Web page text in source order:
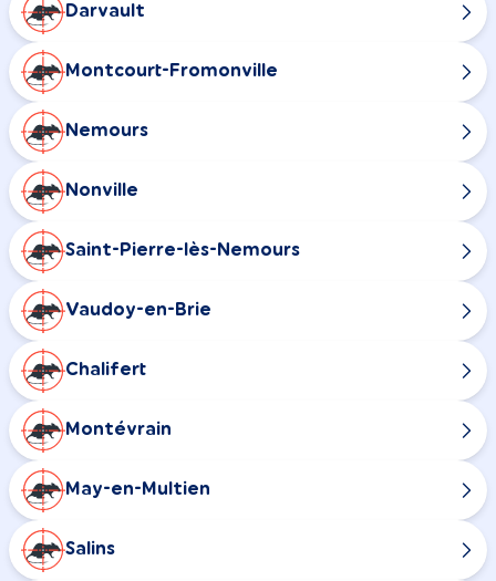
Darvault
Montcourt-Fromonville
Nemours
Nonville
Saint-Pierre-lès-Nemours
Vaudoy-en-Brie
Chalifert
Montévrain
May-en-Multien
Salins